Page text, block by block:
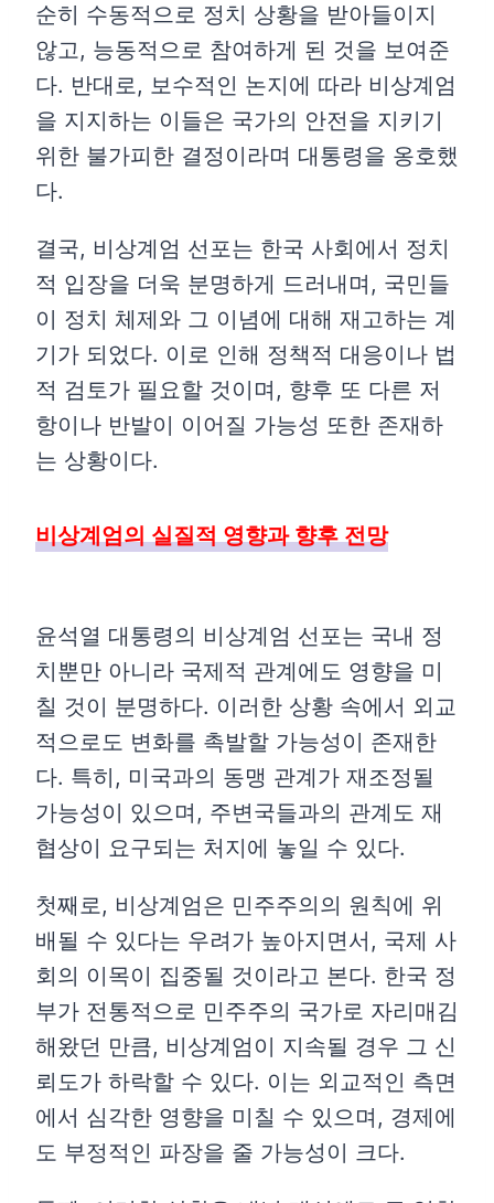
순히 수동적으로 정치 상황을 받아들이지
않고, 능동적으로 참여하게 된 것을 보여준
다. 반대로, 보수적인 논지에 따라 비상계엄
을 지지하는 이들은 국가의 안전을 지키기
위한 불가피한 결정이라며 대통령을 옹호했
다.
결국, 비상계엄 선포는 한국 사회에서 정치
적 입장을 더욱 분명하게 드러내며, 국민들
이 정치 체제와 그 이념에 대해 재고하는 계
기가 되었다. 이로 인해 정책적 대응이나 법
적 검토가 필요할 것이며, 향후 또 다른 저
항이나 반발이 이어질 가능성 또한 존재하
는 상황이다.
비상계엄의 실질적 영향과 향후 전망
윤석열 대통령의 비상계엄 선포는 국내 정
치뿐만 아니라 국제적 관계에도 영향을 미
칠 것이 분명하다. 이러한 상황 속에서 외교
적으로도 변화를 촉발할 가능성이 존재한
다. 특히, 미국과의 동맹 관계가 재조정될
가능성이 있으며, 주변국들과의 관계도 재
협상이 요구되는 처지에 놓일 수 있다.
첫째로, 비상계엄은 민주주의의 원칙에 위
배될 수 있다는 우려가 높아지면서, 국제 사
회의 이목이 집중될 것이라고 본다. 한국 정
부가 전통적으로 민주주의 국가로 자리매김
해왔던 만큼, 비상계엄이 지속될 경우 그 신
뢰도가 하락할 수 있다. 이는 외교적인 측면
에서 심각한 영향을 미칠 수 있으며, 경제에
도 부정적인 파장을 줄 가능성이 크다.